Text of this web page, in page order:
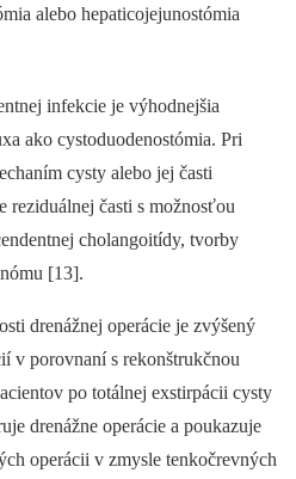
alebo hepaticojejunostómia
infekcie je výhodnejšia
ako cystoduodenostómia. Pri
cysty alebo jej časti
reziduálnej časti s možnosťou
cholangoitídy, tvorby
[13].
drenážnej operácie je zvýšený
v porovnaní s rekonštrukčnou
po totálnej exstirpácii cysty
drenážne operácie a poukazuje
operácii v zmysle tenkočrevných